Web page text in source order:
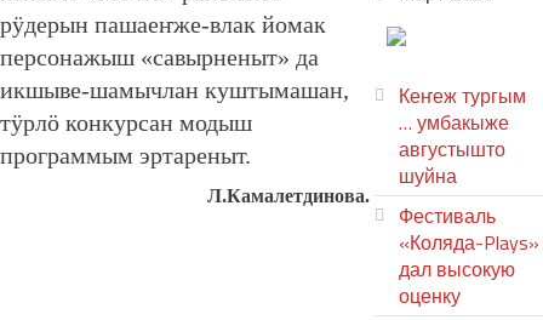
рӱдерын пашаеҥже-влак йомак
персонажыш «савырненыт» да
икшыве-шамычлан куштымашан,
тӱрлӧ конкурсан модыш
программым эртареныт.
Л.Камалетдинова.
Кеҥеж тургым
… умбакыже
августышто
шуйна
Фестиваль
«Коляда-Plays»
дал высокую
оценку